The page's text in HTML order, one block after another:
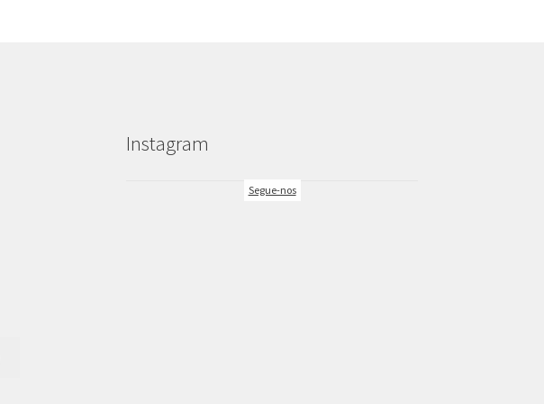
Instagram
Segue-nos